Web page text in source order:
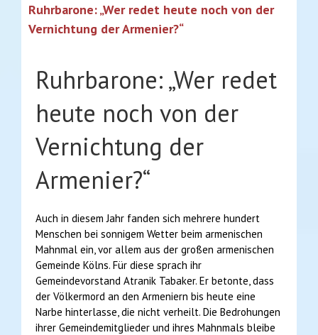
Ruhrbarone: „Wer redet heute noch von der
Vernichtung der Armenier?“
Ruhrbarone: „Wer redet
heute noch von der
Vernichtung der
Armenier?“
Auch in diesem Jahr fanden sich mehrere hundert
Menschen bei sonnigem Wetter beim armenischen
Mahnmal ein, vor allem aus der großen armenischen
Gemeinde Kölns. Für diese sprach ihr
Gemeindevorstand Atranik Tabaker. Er betonte, dass
der Völkermord an den Armeniern bis heute eine
Narbe hinterlasse, die nicht verheilt. Die Bedrohungen
ihrer Gemeindemitglieder und ihres Mahnmals bleibe